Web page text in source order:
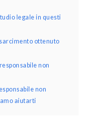
legale in questi
ottenuto
non
non
aiutarti